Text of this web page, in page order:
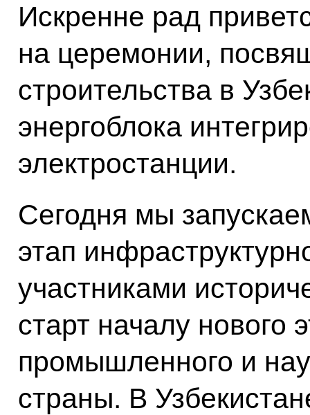
Искренне рад
на церемонии,
строительства в
энергоблока
электростанции.
Сегодня мы
этап
участниками
старт началу нового
промышленного и
страны. В